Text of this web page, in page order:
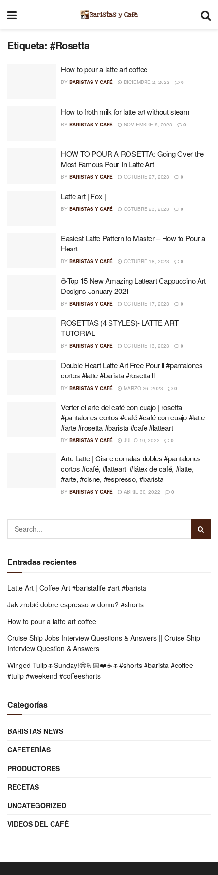
Etiqueta: #Rosetta
How to pour a latte art coffee
BY BARISTAS Y CAFÉ DICIEMBRE 2, 2023 0
How to froth milk for latte art without steam
BY BARISTAS Y CAFÉ NOVIEMBRE 8, 2023 0
HOW TO POUR A ROSETTA: Going Over the
Most Famous Pour In Latte Art
BY BARISTAS Y CAFÉ OCTUBRE 27, 2023 0
Latte art | Fox |
BY BARISTAS Y CAFÉ OCTUBRE 23, 2023 0
Easiest Latte Pattern to Master – How to Pour a
Heart
BY BARISTAS Y CAFÉ OCTUBRE 18, 2023 0
☕Top 15 New Amazing Latteart Cappuccino Art
Designs January 2021
BY BARISTAS Y CAFÉ OCTUBRE 17, 2023 0
ROSETTAS (4 STYLES)- LATTE ART
TUTORIAL
BY BARISTAS Y CAFÉ OCTUBRE 13, 2023 0
Double Heart Latte Art Free Pour ll #pantalones
cortos #latte #barista #rosetta ll
BY BARISTAS Y CAFÉ MARZO 26, 2023 0
Verter el arte del café con cuajo | rosetta
#pantalones cortos #café #café con cuajo #latte
#arte #rosetta #barista #cafe #latteart
BY BARISTAS Y CAFÉ JULIO 10, 2022 0
Arte Latte | Cisne con alas dobles #pantalones
cortos #café, #latteart, #látex de café, #latte,
#arte, #cisne, #espresso, #barista
BY BARISTAS Y CAFÉ ABRIL 30, 2022 0
Entradas recientes
Latte Art | Coffee Art #baristalife #art #barista
Jak zrobić dobre espresso w domu? #shorts
How to pour a latte art coffee
Cruise Ship Jobs Interview Questions & Answers || Cruise Ship
Interview Question & Answers
Winged Tulip🌷Sunday!🤩🫰🏼❤️☕️🌷#shorts #barista #coffee
#tulip #weekend #coffeeshorts
Categorías
BARISTAS NEWS
CAFETERÍAS
PRODUCTORES
RECETAS
UNCATEGORIZED
VIDEOS DEL CAFÉ